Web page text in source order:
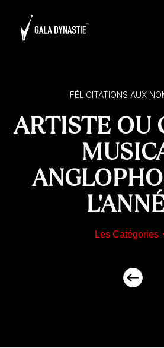
FÉLICITATIONS AUX
ARTISTE OU
Les Catégories